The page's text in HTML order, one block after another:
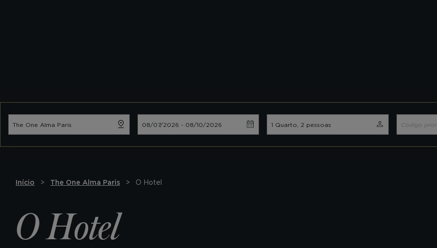
Início The One Alma Paris O Hotel
O Hotel